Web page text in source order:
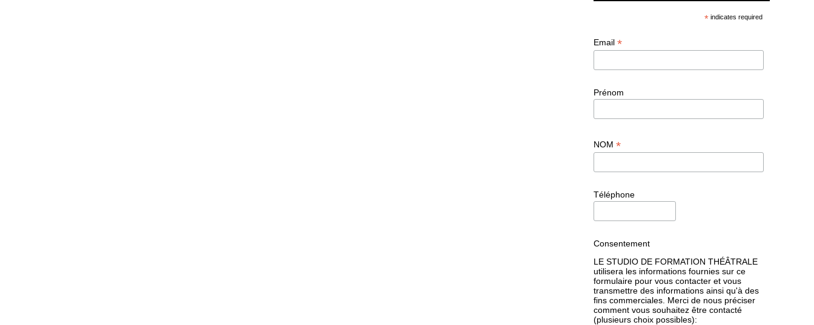
* indicates required
Email *
Prénom
NOM *
Téléphone
Consentement
LE STUDIO DE FORMATION THÉÂTRALE
utilisera les informations fournies sur ce
formulaire pour vous contacter et vous
transmettre des informations ainsi qu'à des
fins commerciales. Merci de nous préciser
comment vous souhaitez être contacté
(plusieurs choix possibles):